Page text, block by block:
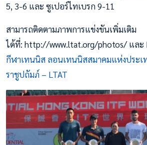
5, 3-6 และ ซูเปอร์ไทเบรก 9-11
สามารถติดตามภาพการแข่งขันเพิ่มเติม
ได้ที่: http://www.ltat.org/photos/ และ
กีฬาเทนนิส ลอนเทนนิสสมาคมแห่งประเ
ราชูปถัมภ์ – LTAT